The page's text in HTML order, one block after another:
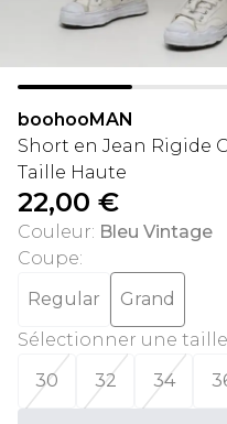
boohooMAN
Short en Jean Rigide
Taille Haute
22,00 €
Couleur: Bleu Vintage
Coupe:
Regular
Grand
Sélectionner une taille
30
32 34